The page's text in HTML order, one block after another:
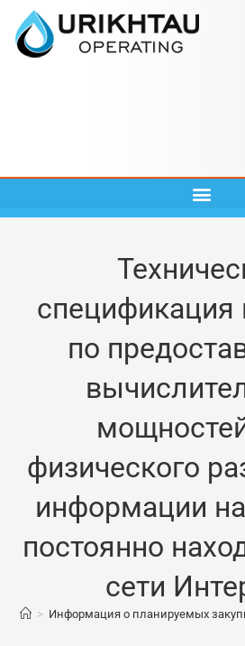
спецификация
по
физического
информации
постоянно
сети
> Информация о планируемых